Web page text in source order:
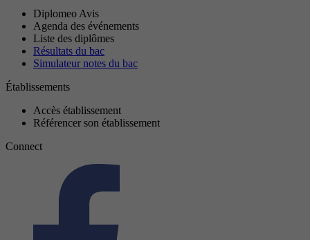
Diplomeo Avis
Agenda des événements
Liste des diplômes
Résultats du bac
Simulateur notes du bac
Établissements
Accès établissement
Référencer son établissement
Connect